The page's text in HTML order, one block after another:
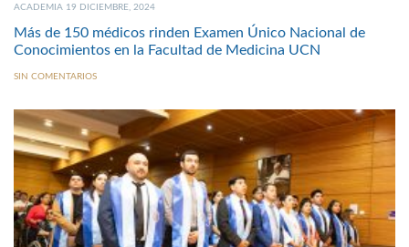
ACADEMIA 19 DICIEMBRE, 2024
Más de 150 médicos rinden Examen Único Nacional de
Conocimientos en la Facultad de Medicina UCN
SIN COMENTARIOS